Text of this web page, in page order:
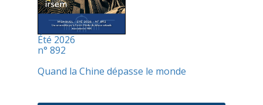
Été 2026
n° 892
Quand la Chine dépasse le monde